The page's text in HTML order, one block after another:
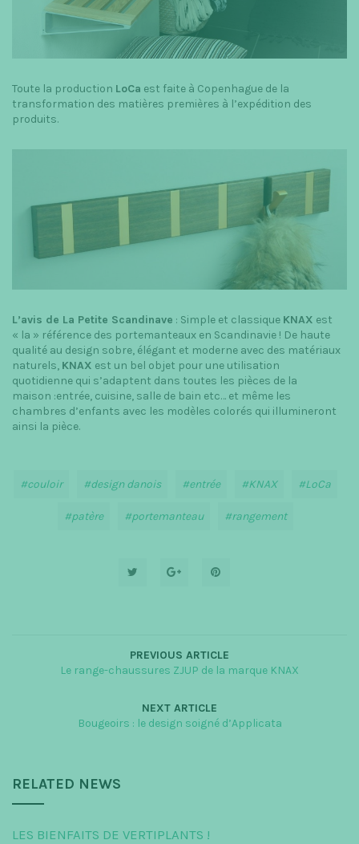
Toute la production LoCa est faite à Copenhague de la
transformation des matières premières à l’expédition des
produits.
L’avis de La Petite Scandinave : Simple et classique KNAX est
« la » référence des portemanteaux en Scandinavie ! De haute
qualité au design sobre, élégant et moderne avec des matériaux
naturels, KNAX est un bel objet pour une utilisation
quotidienne qui s’adaptent dans toutes les pièces de la
maison :entrée, cuisine, salle de bain etc… et même les
chambres d’enfants avec les modèles colorés qui illumineront
ainsi la pièce.
couloir design danois entrée KNAX LoCa
patère portemanteau rangement
PREVIOUS ARTICLE
Le range-chaussures ZJUP de la marque KNAX
NEXT ARTICLE
Bougeoirs : le design soigné d’Applicata
RELATED NEWS
LES BIENFAITS DE VERTIPLANTS !